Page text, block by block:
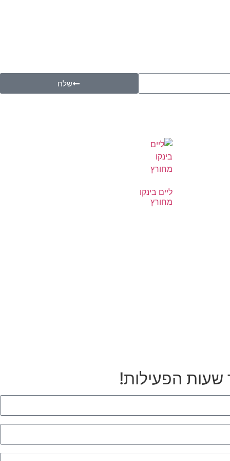
שלח
ליים בינקו
מחורץ
שעות הפעילות!